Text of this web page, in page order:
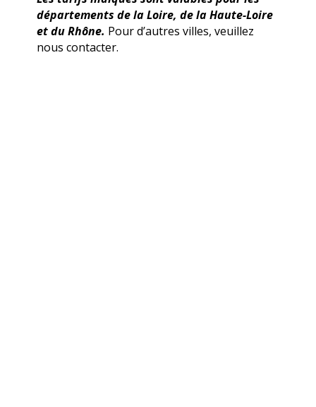
départements de la Loire, de la Haute-Loire
et du Rhône. Pour d’autres villes, veuillez
nous contacter.